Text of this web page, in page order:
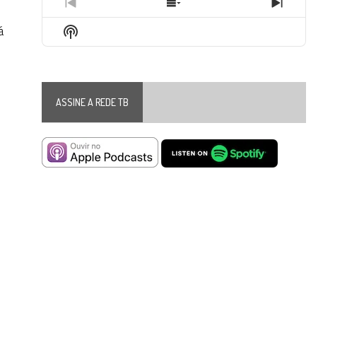
Previous
Episode
Show
Next
Show
Podcast
ASSINE A REDE TB